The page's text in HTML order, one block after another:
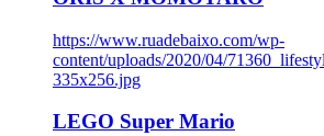
https://www.ruadebaixo.com/wp-
content/uploads/2020/04/
335x256.jpg
LEGO Super Mario